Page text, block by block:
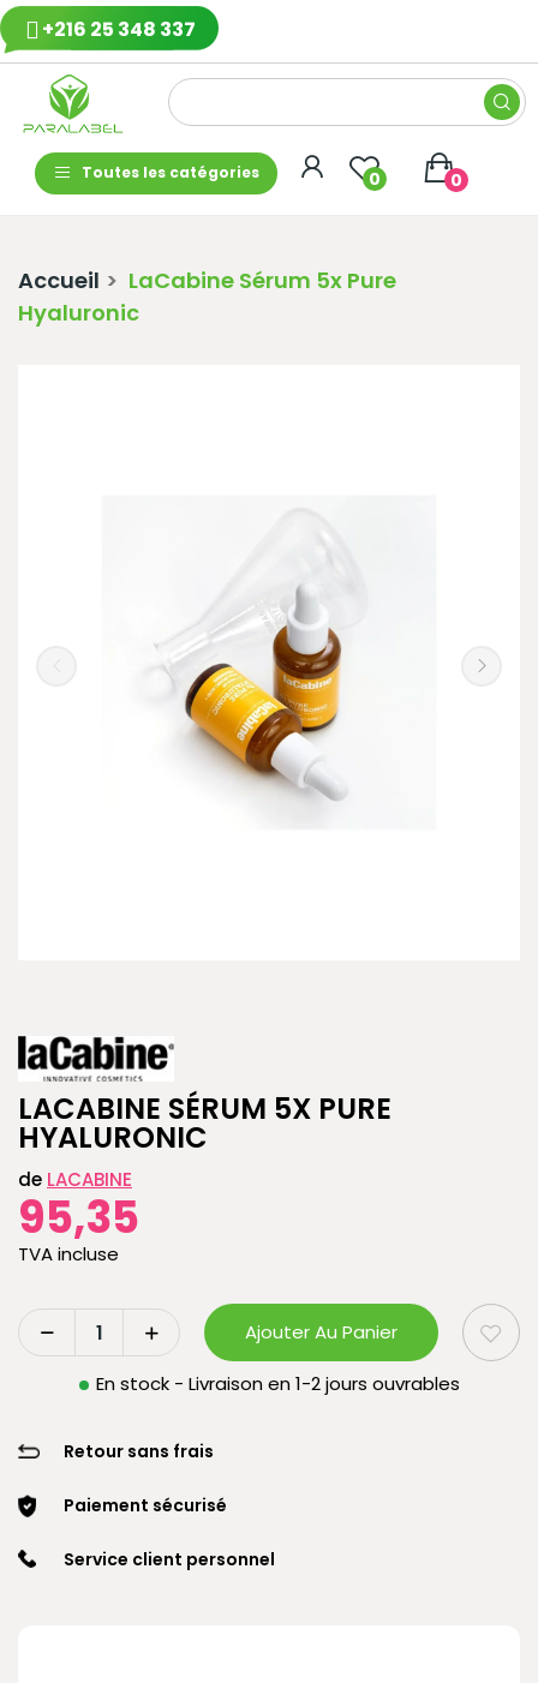
+216 25 348 337
Toutes les catégories 0 0
Accueil
LaCabine Sérum 5x Pure
Hyaluronic
LACABINE SÉRUM 5X PURE
HYALURONIC
de LACABINE
95,35
TVA incluse
Ajouter Au Panier
En stock - Livraison en 1-2 jours ouvrables
Retour sans frais
Paiement sécurisé
Service client personnel